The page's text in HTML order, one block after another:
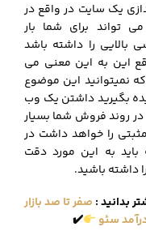
یک سایت در واقع در
می تواند برای شما بار
بالایی را داشته باشد
این به این معنی می
نمیتوانید این موضوع
بگیرید داشتن یک وب
روند فروش شما بسیار
مثبتی را خواهد داشت در
باید به این مورد دقت
داشته باشید.
بدانید: صفر تا صد بازار
سئو
✔